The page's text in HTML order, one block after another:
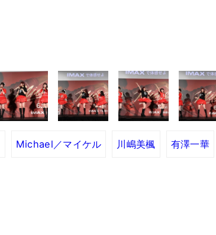
Michael／マイケル 川嶋美楓 有澤一華